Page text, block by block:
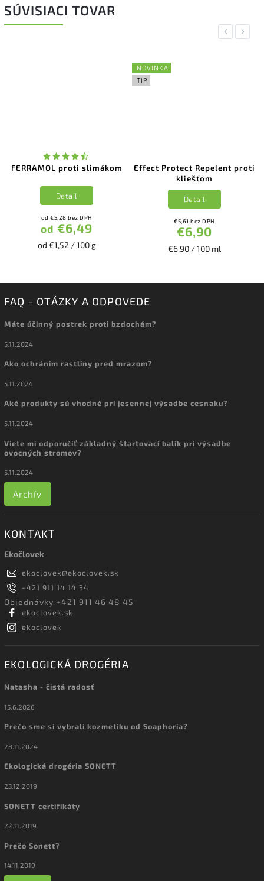
SÚVISIACI TOVAR
Previous
FERRAMOL proti slimákom
od €5,28 bez DPH
od €6,49
od €1,52 / 100 g
Detail
NOVINKA
TIP
Effect Protect Repelent proti
kliešťom
€5,61 bez DPH
€6,90
€6,90 / 100 ml
Detail
Next
FAQ - OTÁZKY A ODPOVEDE
Máte účinný postrek proti bzdochám?
5.11.2024
Ako ochránim rastliny pred mrazom?
5.11.2024
Aké produkty sú vhodné pri jesennej výsadbe cesnaku?
5.11.2024
Viete mi odporučiť základný štartovací balík pri výsadbe
ovocných stromov?
5.11.2024
Archív
KONTAKT
Ekočlovek
ekoclovek@ekoclovek.sk
+421 911 14 14 34
Objednávky +421 911 46 48 45
ekoclovek.sk
ekoclovek
EKOLOGICKÁ DROGÉRIA
Natasha - čistá radosť
15.6.2026
Prečo sme si vybrali kozmetiku od Soaphoria?
28.11.2024
Ekologická drogéria SONETT
23.12.2019
SONETT certifikáty
22.11.2019
Prečo Sonett?
14.11.2019